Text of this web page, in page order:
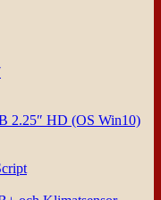
2.25″ HD (OS Win10)